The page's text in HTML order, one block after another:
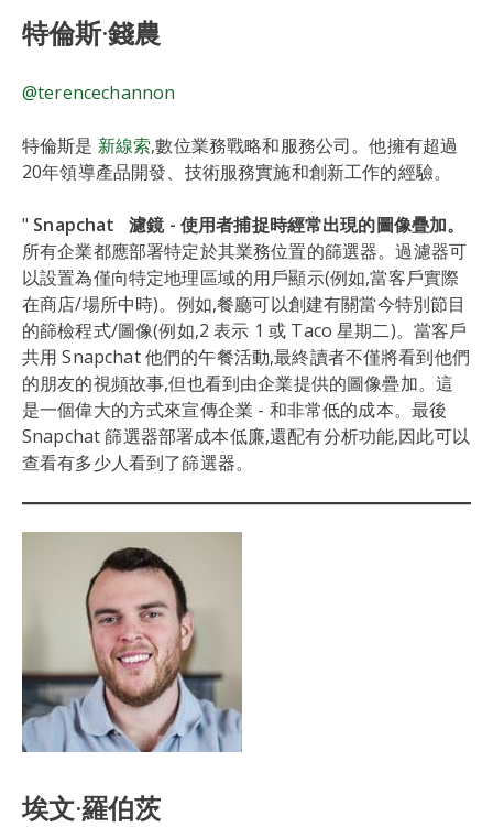
特倫斯·錢農
@terencechannon
特倫斯是 新線索,數位業務戰略和服務公司。他擁有超過
20年領導產品開發、技術服務實施和創新工作的經驗。
" Snapchat 濾鏡 - 使用者捕捉時經常出現的圖像疊加。
所有企業都應部署特定於其業務位置的篩選器。過濾器可
以設置為僅向特定地理區域的用戶顯示(例如,當客戶實際
在商店/場所中時)。例如,餐廳可以創建有關當今特別節目
的篩檢程式/圖像(例如,2 表示 1 或 Taco 星期二)。當客戶
共用 Snapchat 他們的午餐活動,最終讀者不僅將看到他們
的朋友的視頻故事,但也看到由企業提供的圖像疊加。這
是一個偉大的方式來宣傳企業 - 和非常低的成本。最後
Snapchat 篩選器部署成本低廉,還配有分析功能,因此可以
查看有多少人看到了篩選器。
埃文·羅伯茨